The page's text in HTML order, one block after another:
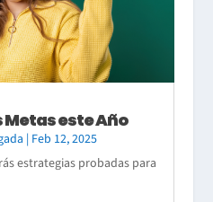
este Año
| Feb 12, 2025
estrategias probadas para